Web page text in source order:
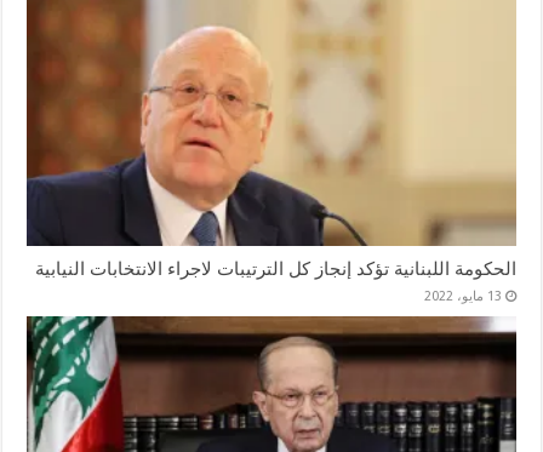
الحكومة اللبنانية تؤكد إنجاز كل الترتيبات لاجراء الانتخابات النيابية
13 مايو، 2022